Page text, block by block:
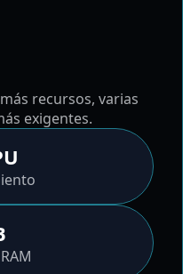
recursos, varias
exigentes.